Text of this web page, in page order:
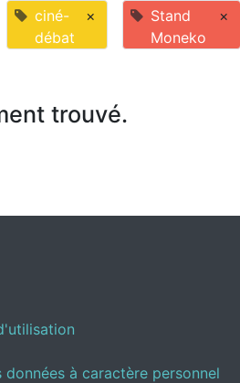
ciné-
débat
×
Stand
Moneko
×
trouvé.
à caractère personnel